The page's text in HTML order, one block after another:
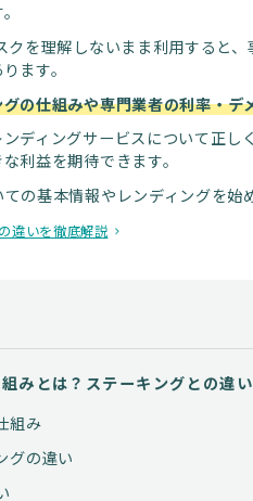
クを理解しないまま利用すると
ます。
の仕組みや専門業者の利率・デ
ディングサービスについて正
利益を期待できます。
の基本情報やレンディングを始
違いを徹底解説
みとは？ステーキングとの違
組み
グの違い